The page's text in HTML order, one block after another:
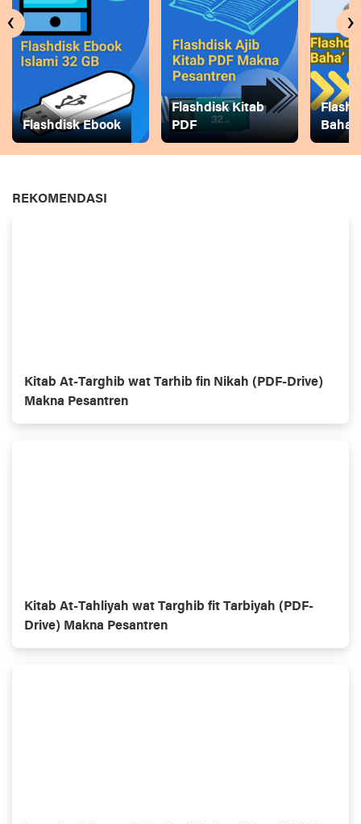
Flashdisk Ebook
Flashdisk Kitab
PDF
Baha
‹ ›
REKOMENDASI
Kitab At-Targhib wat Tarhib fin Nikah (PDF-Drive)
Makna Pesantren
Kitab At-Tahliyah wat Targhib fit Tarbiyah (PDF-
Drive) Makna Pesantren